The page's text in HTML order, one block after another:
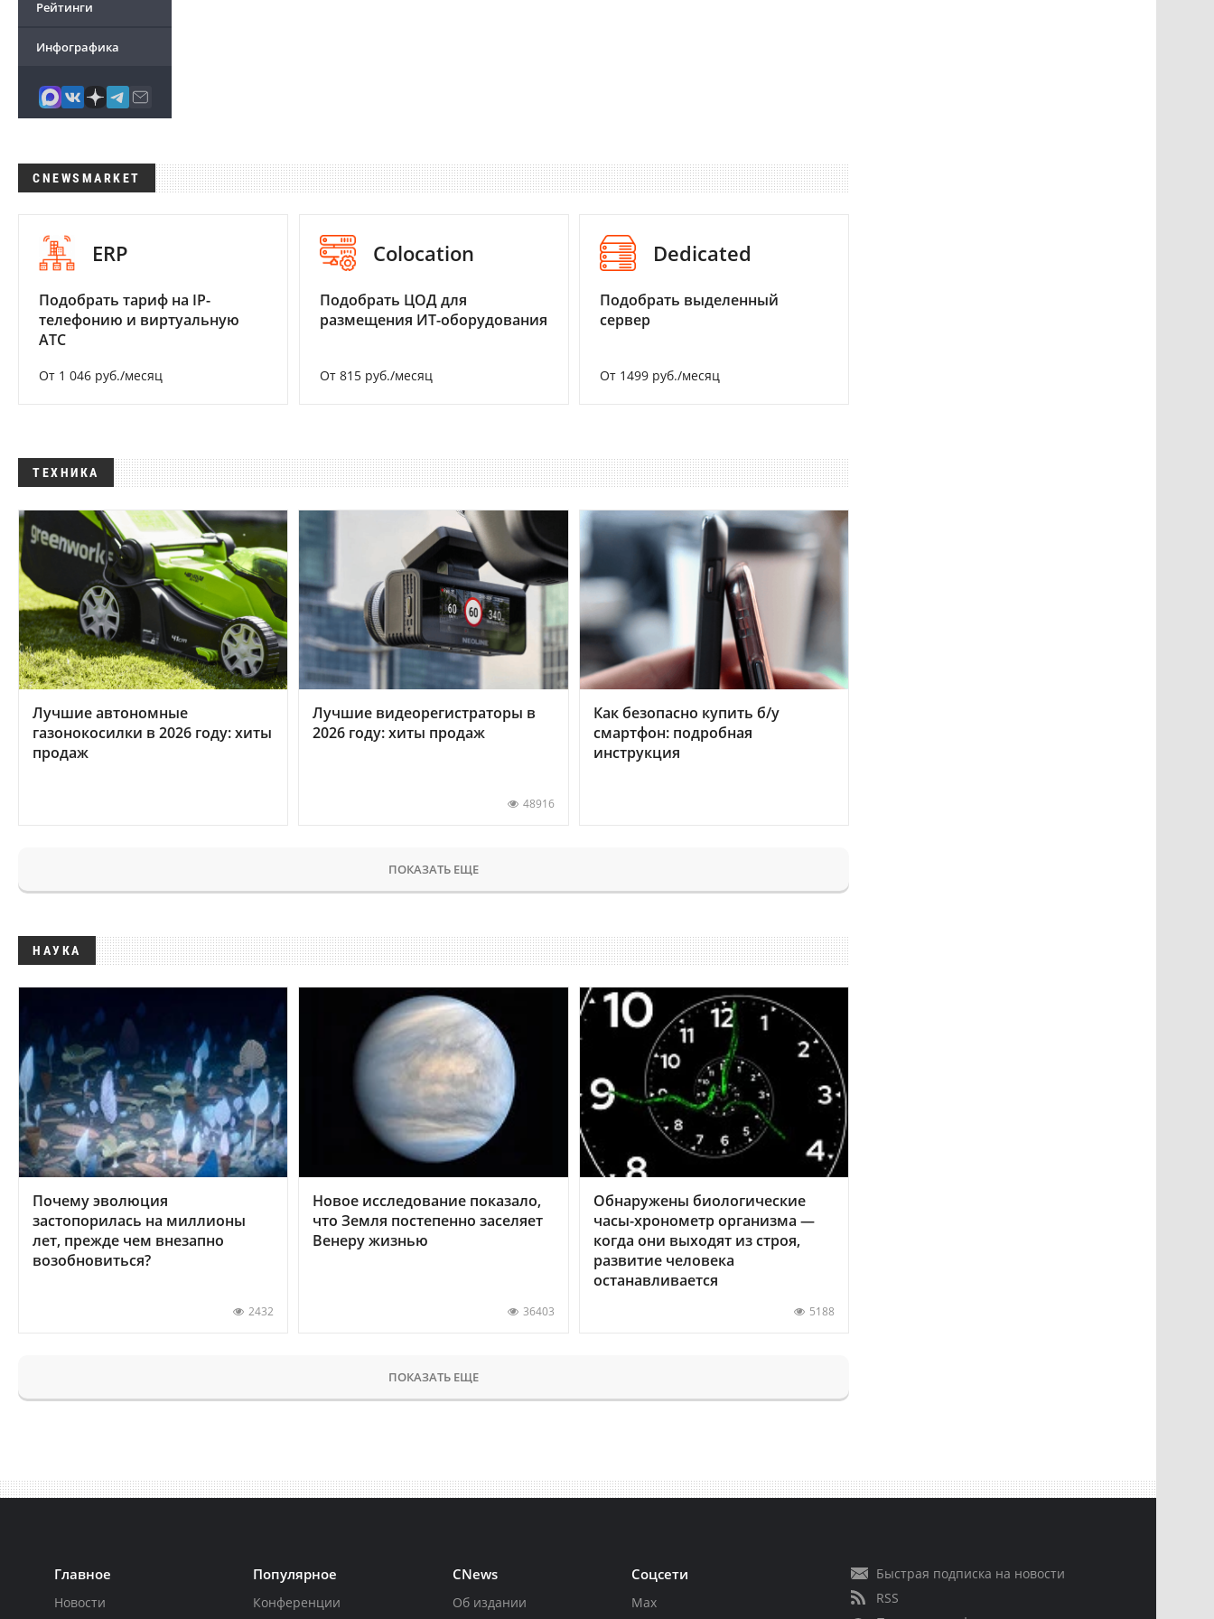
Рейтинги
Инфографика
CNEWSMARKET
ERP
Подобрать тариф на IP-
телефонию и виртуальную
АТС
От 1 046 руб./месяц
Colocation
Подобрать ЦОД для
размещения ИТ-оборудования
От 815 руб./месяц
Dedicated
Подобрать выделенный
сервер
От 1499 руб./месяц
ТЕХНИКА
Лучшие автономные
газонокосилки в 2026 году: хиты
продаж
Лучшие видеорегистраторы в
2026 году: хиты продаж
48916
Как безопасно купить б/у
смартфон: подробная
инструкция
ПОКАЗАТЬ ЕЩЕ
НАУКА
Почему эволюция
застопорилась на миллионы
лет, прежде чем внезапно
возобновиться?
2432
Новое исследование показало,
что Земля постепенно заселяет
Венеру жизнью
36403
Обнаружены биологические
часы-хронометр организма —
когда они выходят из строя,
развитие человека
останавливается
5188
ПОКАЗАТЬ ЕЩЕ
Главное
Новости
Популярное
Конференции
CNews
Об издании
Соцсети
Max
Быстрая подписка на новости
RSS